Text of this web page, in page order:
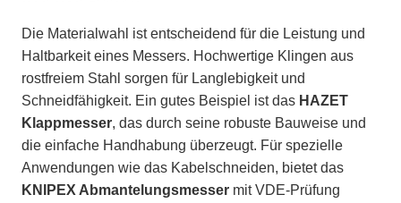
Die Materialwahl ist entscheidend für die Leistung und
Haltbarkeit eines Messers. Hochwertige Klingen aus
rostfreiem Stahl sorgen für Langlebigkeit und
Schneidfähigkeit. Ein gutes Beispiel ist das HAZET
Klappmesser, das durch seine robuste Bauweise und
die einfache Handhabung überzeugt. Für spezielle
Anwendungen wie das Kabelschneiden, bietet das
KNIPEX Abmantelungsmesser mit VDE-Prüfung